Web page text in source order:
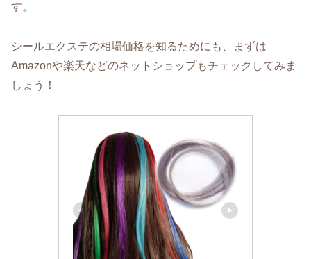
す。
シールエクステの相場価格を知るためにも、まずは
Amazonや楽天などのネットショップもチェックしてみま
しょう！